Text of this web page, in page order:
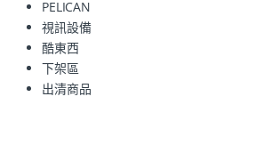
PELICAN
視訊設備
酷東西
下架區
出清商品